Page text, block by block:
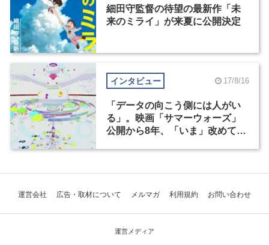
細田守監督の待望の最新作「未
来のミライ」が来夏に公開決定
インタビュー 17/8/16
「データの向こう側には人がい
る」。映画「サマーウォーズ」
公開から8年、「いま」改めて考
運営会社 広告・取材について メルマガ 利用規約 お問い合わせ
運営メディア